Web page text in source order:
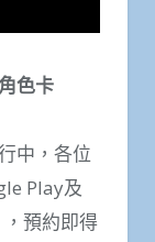
色卡
中，各位
Play及
預約即得